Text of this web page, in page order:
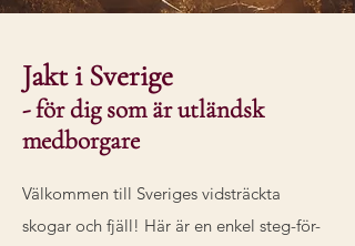
Jakt i Sverige
- för dig som är utländsk
medborgare
Välkommen till Sveriges vidsträckta
skogar och fjäll! Här är en enkel steg-för-